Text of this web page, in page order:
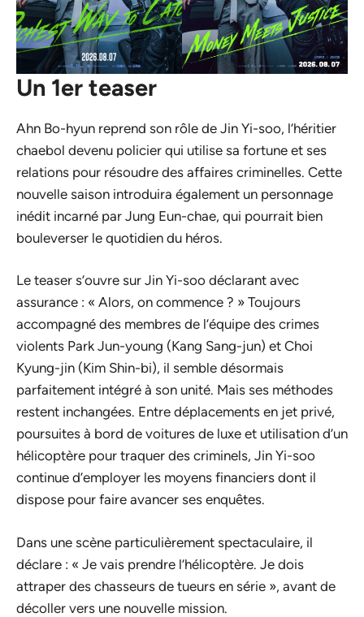
Un 1er teaser
Ahn Bo-hyun reprend son rôle de Jin Yi-soo, l’héritier
chaebol devenu policier qui utilise sa fortune et ses
relations pour résoudre des affaires criminelles. Cette
nouvelle saison introduira également un personnage
inédit incarné par Jung Eun-chae, qui pourrait bien
bouleverser le quotidien du héros.
Le teaser s’ouvre sur Jin Yi-soo déclarant avec
assurance : « Alors, on commence ? » Toujours
accompagné des membres de l’équipe des crimes
violents Park Jun-young (Kang Sang-jun) et Choi
Kyung-jin (Kim Shin-bi), il semble désormais
parfaitement intégré à son unité. Mais ses méthodes
restent inchangées. Entre déplacements en jet privé,
poursuites à bord de voitures de luxe et utilisation d’un
hélicoptère pour traquer des criminels, Jin Yi-soo
continue d’employer les moyens financiers dont il
dispose pour faire avancer ses enquêtes.
Dans une scène particulièrement spectaculaire, il
déclare : « Je vais prendre l’hélicoptère. Je dois
attraper des chasseurs de tueurs en série », avant de
décoller vers une nouvelle mission.